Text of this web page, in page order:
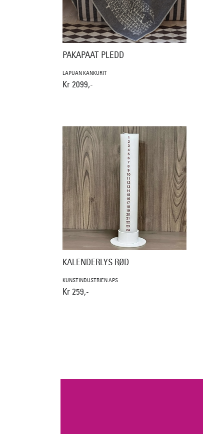
PAKAPAAT PLEDD
LAPUAN KANKURIT
Kr 2099,-
KALENDERLYS RØD
KUNSTINDUSTRIEN APS
Kr 259,-